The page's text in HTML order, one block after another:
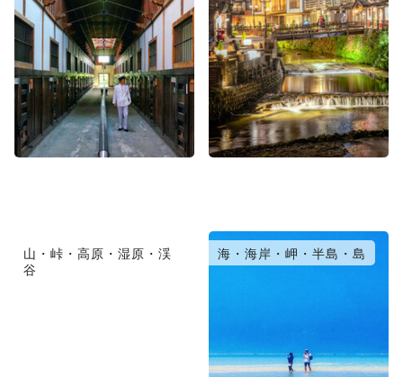
山・峠・高原・湿原・渓
谷
海・海岸・岬・半島・島